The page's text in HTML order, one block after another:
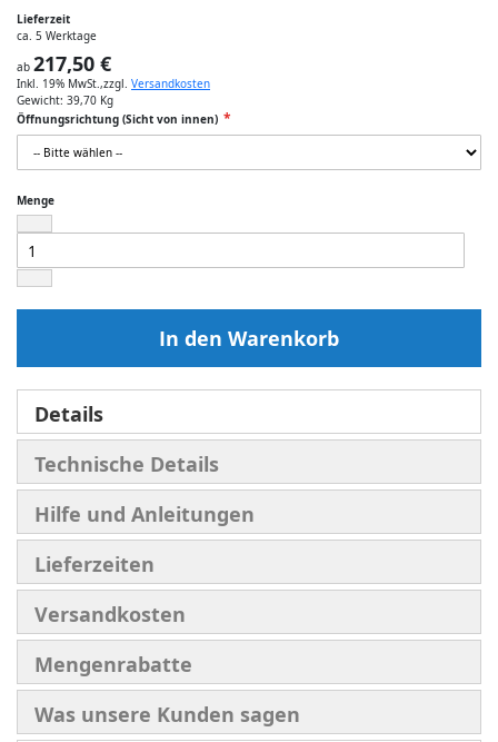
Lieferzeit
ca. 5 Werktage
ab 217,50 €
Inkl. 19% MwSt.,zzgl. Versandkosten
Gewicht: 39,70 Kg
Öffnungsrichtung (Sicht von innen)
Menge
In den Warenkorb
Details
Technische Details
Hilfe und Anleitungen
Lieferzeiten
Versandkosten
Mengenrabatte
Was unsere Kunden sagen